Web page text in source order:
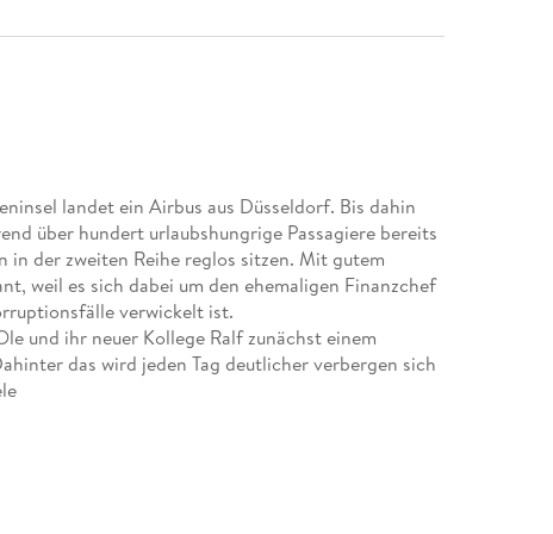
landet ein Airbus aus Düsseldorf. Bis dahin
über hundert urlaubshungrige Passagiere bereits
der zweiten Reihe reglos sitzen. Mit gutem
weil es sich dabei um den ehemaligen Finanzchef
verwickelt ist.
und ihr neuer Kollege Ralf zunächst einem
das wird jeden Tag deutlicher verbergen sich